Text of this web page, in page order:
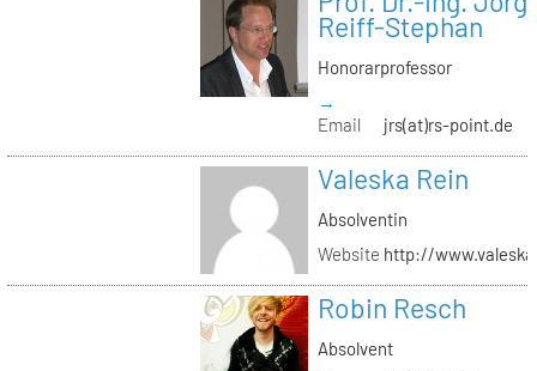
Reiff-Stephan
Honorarprofessor
→
Email
jrs(at)rs-point.de
Valeska Rein
Absolventin
Website http://
Robin Resch
Absolvent